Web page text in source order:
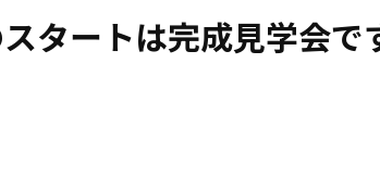
タートは完成見学会